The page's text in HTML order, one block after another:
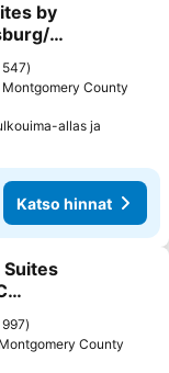
by
North
547
County
allas ja
Katso hinnat
Suites
997
County